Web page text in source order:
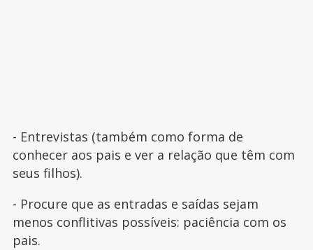
- Entrevistas (também como forma de
conhecer aos pais e ver a relação que têm com
seus filhos).
- Procure que as entradas e saídas sejam
menos conflitivas possíveis: paciência com os
pais.